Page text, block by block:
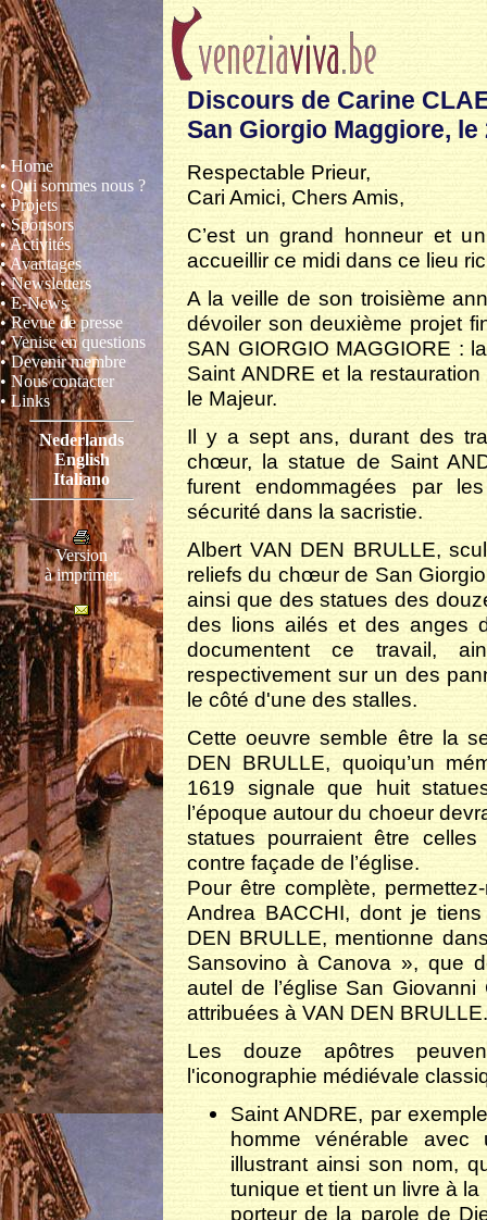
• Home
• Qui sommes nous ?
• Projets
• Sponsors
• Activités
• Avantages
• Newsletters
• E-News
• Revue de presse
• Venise en questions
• Devenir membre
• Nous contacter
• Links
Nederlands
English
Italiano
Version
à imprimer
Discours de Carine
San Giorgio Maggiore, le
Respectable Prieur,
Cari Amici, Chers Amis,
C’est un grand honneur et
accueillir ce midi dans ce lieu
A la veille de son troisième
dévoiler son deuxième projet
SAN GIORGIO MAGGIORE :
Saint ANDRE et la
le Majeur.
Il y a sept ans, durant des
chœur, la statue de Saint
furent endommagées par
sécurité dans la sacristie.
Albert VAN DEN BRULLE,
reliefs du chœur de San
ainsi que des statues des
des lions ailés et des anges
documentent ce travail,
respectivement sur un des
le côté d'une des stalles.
Cette oeuvre semble être la
DEN BRULLE, quoiqu’un
1619 signale que huit
l’époque autour du choeur
statues pourraient être
contre façade de l’église.
Pour être complète,
Andrea BACCHI, dont je
DEN BRULLE, mentionne
Sansovino à Canova », que
autel de l’église San
attribuées à VAN DEN BRULLE.
Les douze apôtres
l'iconographie médiévale
Saint ANDRE, par
homme vénérable
illustrant ainsi son nom,
tunique et tient un livre à
porteur de la parole de